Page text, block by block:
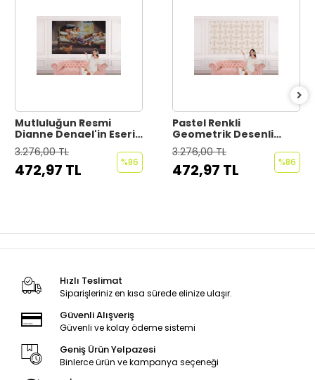
Mutluluğun Resmi
Dianne Dengel'in Eseri
Duvar Kağıdı - Posteri-
6661
3.276,00 TL
472,97 TL %86
Pastel Renkli
Geometrik Desenli
Duvar Kağıdı-5792
3.276,00 TL
472,97 TL %86
Hızlı Teslimat
Siparişleriniz en kısa sürede elinize ulaşır.
Güvenli Alışveriş
Güvenli ve kolay ödeme sistemi
Geniş Ürün Yelpazesi
Binlerce ürün ve kampanya seçeneği